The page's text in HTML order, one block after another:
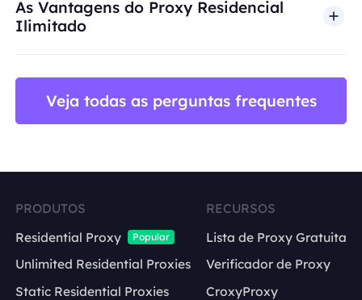
As Vantagens do Proxy Residencial
Ilimitado
Veja todas as perguntas frequentes
PRODUTOS
Residential Proxy
Popular
Unlimited Residential Proxies
Static Residential Proxies
RECURSOS
Lista de Proxy Gratuita
Verificador de Proxy
CroxyProxy